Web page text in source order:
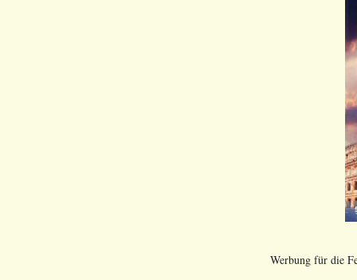
Werbung für die